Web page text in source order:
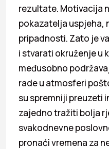
rezultate. Motivacija
pokazatelja uspjeha,
pripadnosti. Zato je
i stvarati okruženje u
međusobno
rade u atmosferi
su spremniji preuzeti
zajedno tražiti bolja
svakodnevne
pronaći vremena za